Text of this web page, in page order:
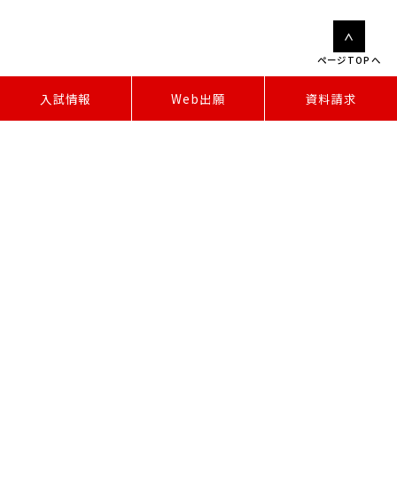
入試情報 Web出願 資料請求
ページTOPへ